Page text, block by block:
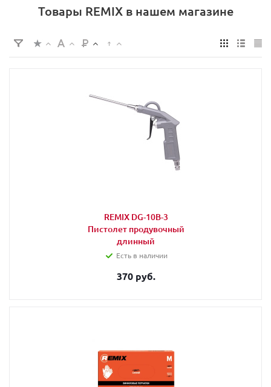
Товары REMIX в нашем магазине
REMIX DG-10B-3
Пистолет продувочный
длинный
Есть в наличии
370 руб.